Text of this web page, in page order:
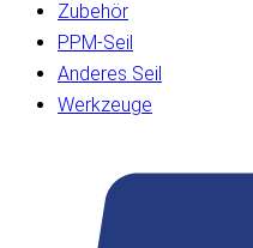
Zubehör
PPM-Seil
Anderes Seil
Werkzeuge